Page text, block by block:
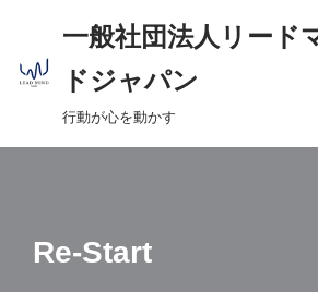
コ
ン
ン
一般社団法人リード
ドジャパン
行動が心を動かす
Re-Start